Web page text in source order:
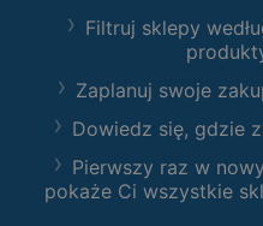
Filtruj sklepy
Zaplanuj swoje
Dowiedz się, gdzie
Pierwszy raz w
pokaże Ci wszystkie